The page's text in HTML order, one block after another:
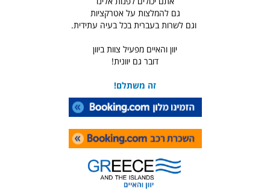
גם להמלצות על אטרקציות
וגם לשרות בעברית בכל בעיה עתידית.
יוון והאיים מפעיל צוות ביוון
דובר גם יוונית!
זה משתלם!